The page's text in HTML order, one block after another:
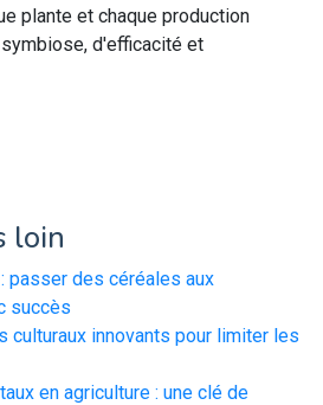
plante et chaque production
d'efficacité et
loin
passer des céréales aux
succès
culturaux innovants pour limiter les
en agriculture : une clé de